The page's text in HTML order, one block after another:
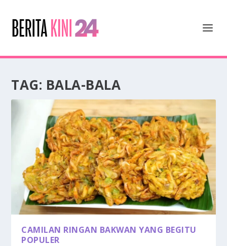
TAG: BALA-BALA
CAMILAN RINGAN BAKWAN YANG BEGITU
POPULER